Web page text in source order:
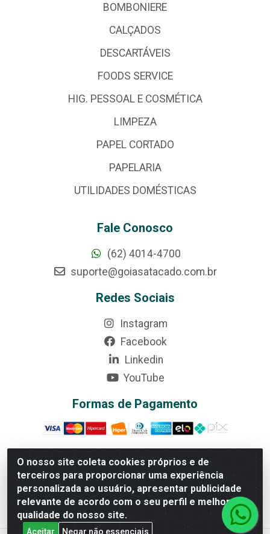
O nosso site coleta cookies próprios e de
terceiros para proporcionar uma experiência
personalizada ao usuário, apresentar publicidade
relevante de acordo com o seu perfil e melhorar a
qualidade do nosso site.
Aceitar Negar não essenciais
BOMBONIERE
CALÇADOS
DESCARTÁVEIS
FOODS SERVICE
HIG. PESSOAL E COSMÉTICA
LIMPEZA
PAPEL CORTADO
PAPELARIA
UTILIDADES DOMÉSTICAS
Fale Conosco
(62) 4014-4700
suporte@goiasatacado.com.br
Redes Sociais
Instagram
Facebook
Linkedin
YouTube
Formas de Pagamento
Rede Brasil - Avenida Universitária, nº 3860, Jardim das
Américas II Etapa - Anápolis/GO - CEP 75070-415 - CNPJ
07.728.073/0002-24